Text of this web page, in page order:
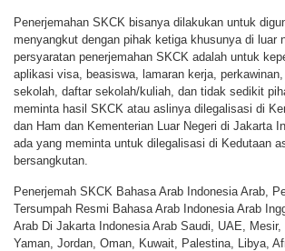
Penerjemahan SKCK bisanya dilakukan untuk
menyangkut dengan pihak ketiga khusunya di luar
persyaratan penerjemahan SKCK adalah untuk
aplikasi visa, beasiswa, lamaran kerja,
sekolah, daftar sekolah/kuliah, dan tidak sedikit
meminta hasil SKCK atau aslinya dilegalisasi di
dan Ham dan Kementerian Luar Negeri di Jakarta
ada yang meminta untuk dilegalisasi di Kedutaan
bersangkutan.
Penerjemah SKCK Bahasa Arab Indonesia Arab,
Tersumpah Resmi Bahasa Arab Indonesia Arab
Arab Di Jakarta Indonesia Arab Saudi, UAE, Mesir,
Yaman, Jordan, Oman, Kuwait, Palestina, Libya,